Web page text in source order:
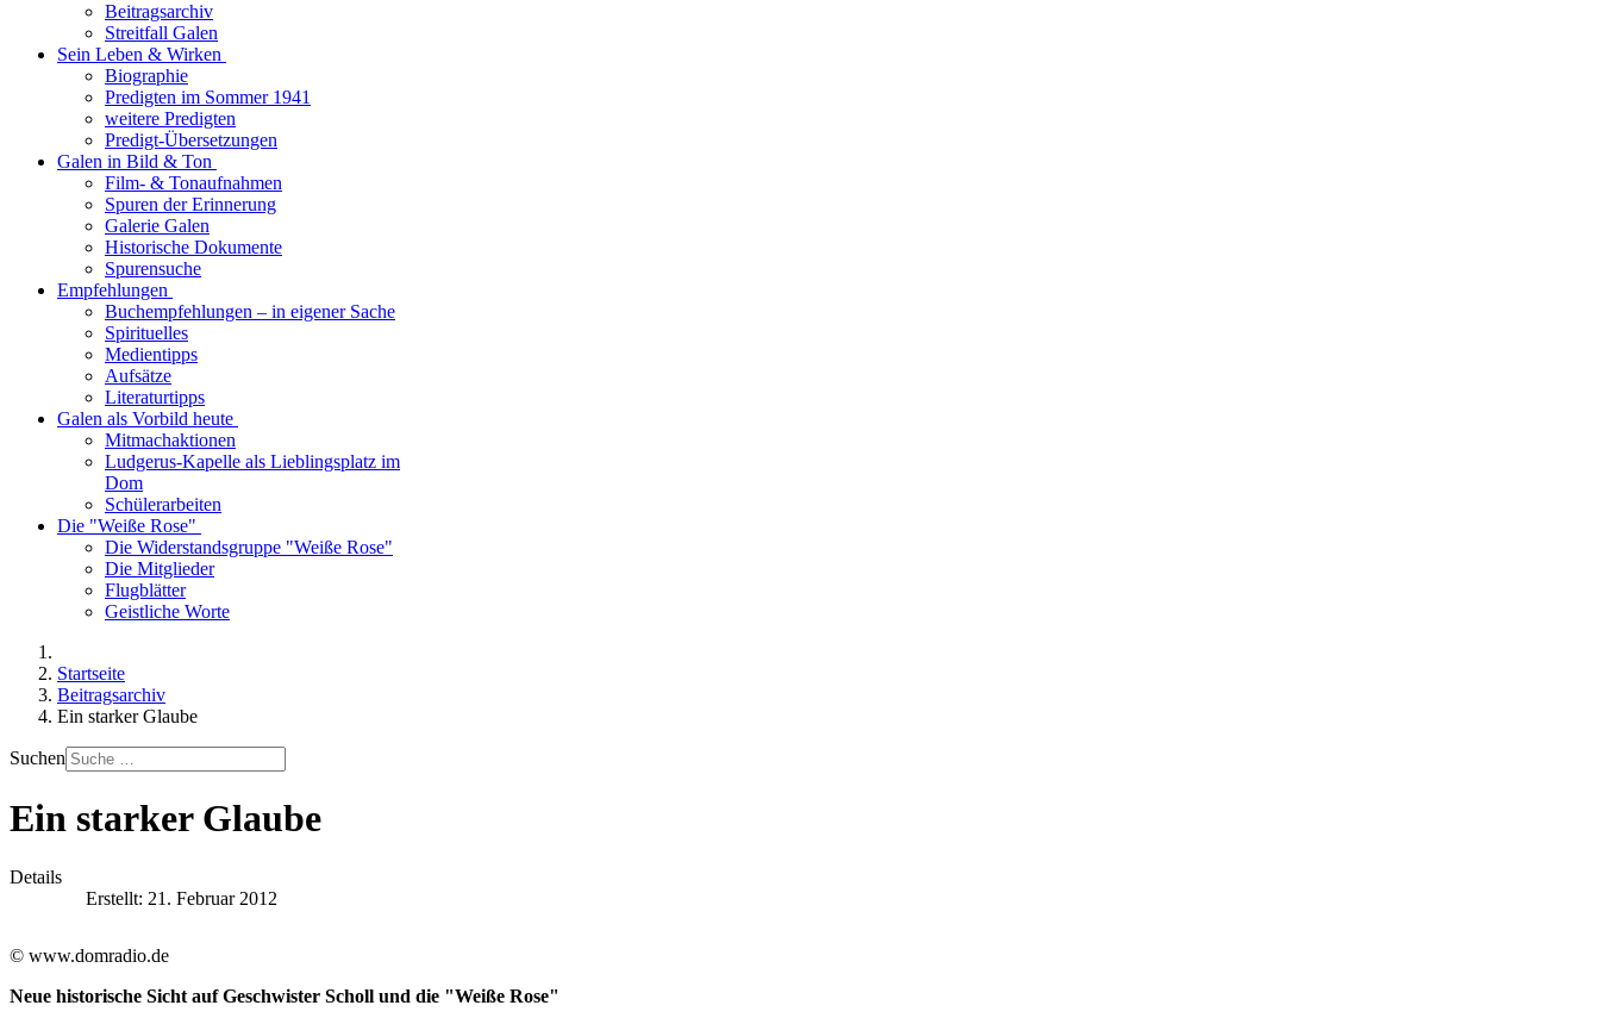
Beitragsarchiv
Streitfall Galen
Sein Leben & Wirken
Biographie
Predigten im Sommer 1941
weitere Predigten
Predigt-Übersetzungen
Galen in Bild & Ton
Film- & Tonaufnahmen
Spuren der Erinnerung
Galerie Galen
Historische Dokumente
Spurensuche
Empfehlungen
Buchempfehlungen – in eigener Sache
Spirituelles
Medientipps
Aufsätze
Literaturtipps
Galen als Vorbild heute
Mitmachaktionen
Ludgerus-Kapelle als Lieblingsplatz im
Dom
Schülerarbeiten
Die "Weiße Rose"
Die Widerstandsgruppe "Weiße Rose"
Die Mitglieder
Flugblätter
Geistliche Worte
Startseite
Beitragsarchiv
Ein starker Glaube
Suchen
Ein starker Glaube
Details
Erstellt: 21. Februar 2012
© www.domradio.de
Neue historische Sicht auf Geschwister Scholl und die "Weiße Rose"